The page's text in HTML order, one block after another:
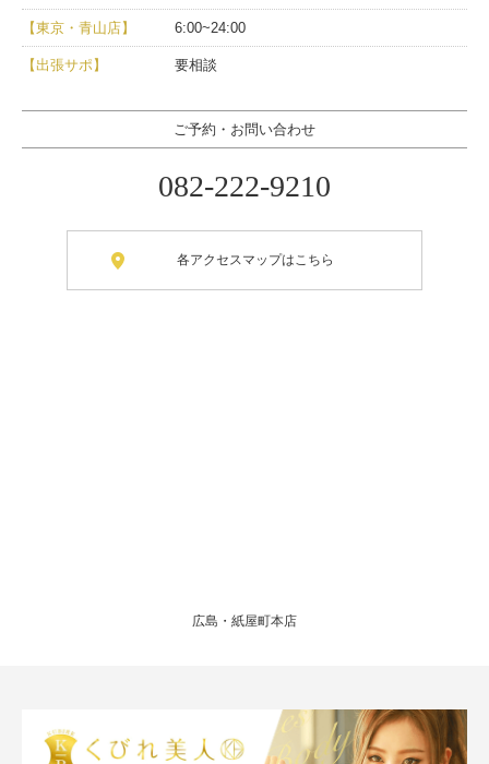
【東京・青山店】 6:00~24:00
【出張サポ】 要相談
ご予約・お問い合わせ
082-222-9210
各アクセスマップはこちら
広島・紙屋町本店